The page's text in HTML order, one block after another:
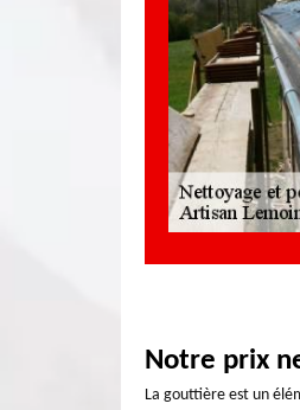
Notre prix
La gouttière est un